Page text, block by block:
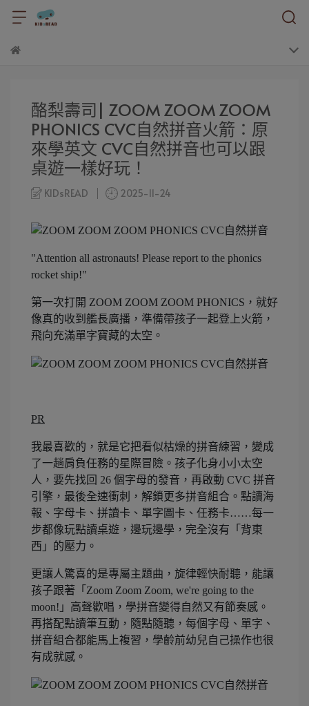
酪梨壽司| ZOOM ZOOM ZOOM
PHONICS CVC自然拼音火箭：原
來學英文 CVC自然拼音也可以跟
桌遊一樣好玩！
KIDsREAD 2025-11-24
"Attention all astronauts! Please report to the phonics
rocket ship!"
第一次打開 ZOOM ZOOM ZOOM PHONICS，就好
像真的收到艦長廣播，準備帶孩子一起登上火箭，
飛向充滿單字寶藏的太空。
PR
我最喜歡的，就是它把看似枯燥的拼音練習，變成
了一趟肩負任務的星際冒險。孩子化身小小太空
人，要先找回 26 個字母的發音，再啟動 CVC 拼音
引擎，最後全速衝刺，解鎖更多拼音組合。點讀海
報、字母卡、拼讀卡、單字圖卡、任務卡……每一
步都像玩點讀桌遊，邊玩邊學，完全沒有「背東
西」的壓力。
更讓人驚喜的是專屬主題曲，旋律輕快耐聽，能讓
孩子跟著「Zoom Zoom Zoom, we're going to the
moon!」高聲歡唱，學拼音變得自然又有節奏感。
再搭配點讀筆互動，隨點隨聽，每個字母、單字、
拼音組合都能馬上複習，學齡前幼兒自己操作也很
有成就感。